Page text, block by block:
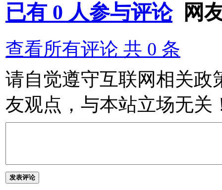
已有 0 人参与评论 网
查看所有评论 共 0 条
请自觉遵守互联网相关政
友观点，与本站立场无关
发表评论